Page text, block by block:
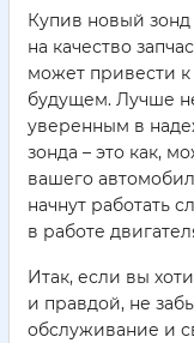
Купив новый зонд
на качество
может привести
будущем. Лучше
уверенным в
зонда – это как,
вашего
начнут работать
в работе
Итак, если вы
и правдой, не
обслуживание и